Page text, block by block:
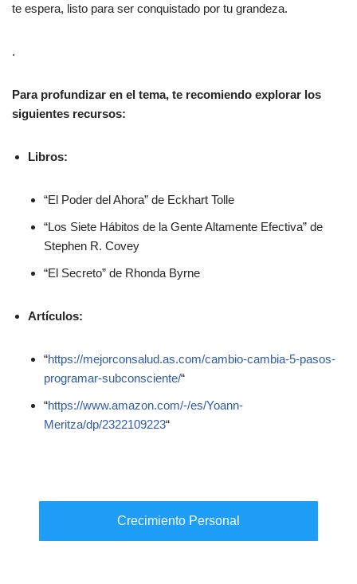
te espera, listo para ser conquistado por tu grandeza.
.
Para profundizar en el tema, te recomiendo explorar los
siguientes recursos:
Libros:
“El Poder del Ahora” de Eckhart Tolle
“Los Siete Hábitos de la Gente Altamente Efectiva” de
Stephen R. Covey
“El Secreto” de Rhonda Byrne
Artículos:
“https://mejorconsalud.as.com/cambio-cambia-5-pasos-
programar-subconsciente/“
“https://www.amazon.com/-/es/Yoann-
Meritza/dp/2322109223“
Crecimiento Personal